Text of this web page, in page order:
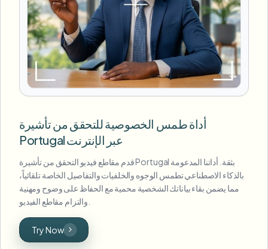
أداة طمس الخصوصية للتحقق من تأشيرة
Portugal عبر الإنترنت
قدم مقاطع فيديو التحقق من تأشيرة Portugal بثقة. أداتنا المدعومة
بالذكاء الاصطناعي تطمس الوجوه والخلفيات والتفاصيل الخاصة تلقائياً،
مما يضمن بقاء بياناتك الشخصية محمية مع الحفاظ على وضوح ومهنية
Try Now